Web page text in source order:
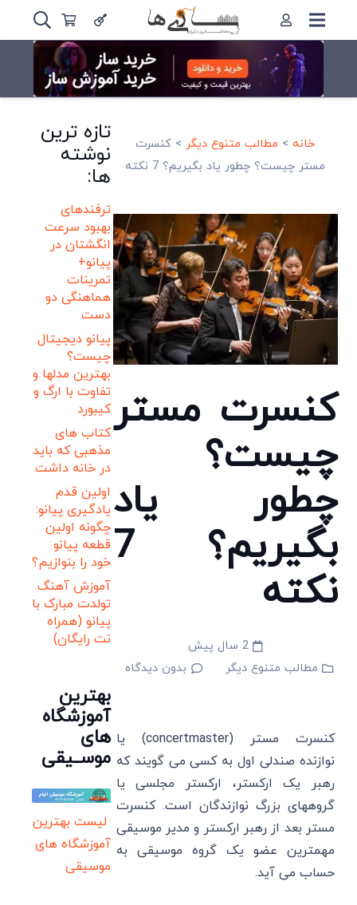
خانه > مطالب متنوع دیگر> کنسرت
مستر چیست؟ چطور یاد بگیریم؟ 7 نکته
کنسرت مستر
چیست؟
چطور یاد
بگیریم؟ 7
نکته
2 سال پیش
مطالب متنوع دیگر
بدون دیدگاه
کنسرت مستر (concertmaster) یا
نوازنده صندلی اول به کسی می گویند که
رهبر یک ارکستر، ارکستر مجلسی یا
گروههای بزرگ نوازندگان است. کنسرت
مستر بعد از رهبر ارکستر و مدیر موسیقی
مهمترین عضو یک گروه موسیقی به
حساب می آید.
تازه ترین
نوشته
ها:
ترفندهای
بهبود سرعت
انگشتان در
پیانو+
تمرینات
هماهنگی دو
دست
پیانو دیجیتال
چیست؟
بهترین مدلها و
تفاوت با ارگ و
کیبورد
کتاب های
مذهبی که باید
در خانه داشت
اولین قدم
یادگیری پیانو:
چگونه اولین
قطعه پیانو
خود را بنوازیم؟
آموزش آهنگ
تولدت مبارک با
پیانو (همراه
نت رایگان)
بهترین
آموزشگاه
های
موســیقی
لیست بهترین
آموزشگاه های
موسیقی
نت رایگان
فارسی (پیانو
گیتار ویولن